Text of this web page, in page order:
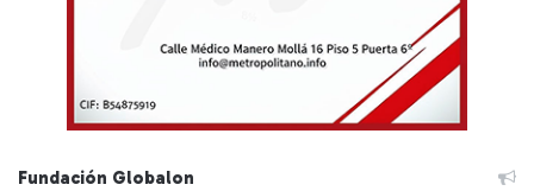
Fundación Globalon